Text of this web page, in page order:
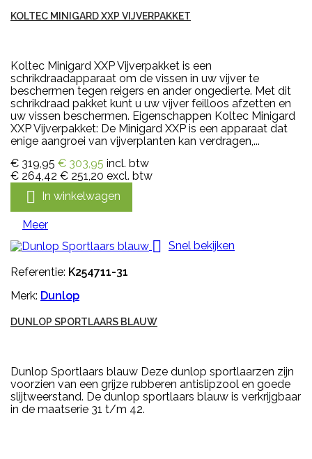
KOLTEC MINIGARD XXP VIJVERPAKKET
Koltec Minigard XXP Vijverpakket is een
schrikdraadapparaat om de vissen in uw vijver te
beschermen tegen reigers en ander ongedierte. Met dit
schrikdraad pakket kunt u uw vijver feilloos afzetten en
uw vissen beschermen. Eigenschappen Koltec Minigard
XXP Vijverpakket: De Minigard XXP is een apparaat dat
enige aangroei van vijverplanten kan verdragen,...
€ 319,95 € 303,95 incl. btw
€ 264,42 € 251,20 excl. btw
 In winkelwagen
Meer
 Snel bekijken
Referentie: K254711-31
Merk: Dunlop
DUNLOP SPORTLAARS BLAUW
Dunlop Sportlaars blauw Deze dunlop sportlaarzen zijn
voorzien van een grijze rubberen antislipzool en goede
slijtweerstand. De dunlop sportlaars blauw is verkrijgbaar
in de maatserie 31 t/m 42.